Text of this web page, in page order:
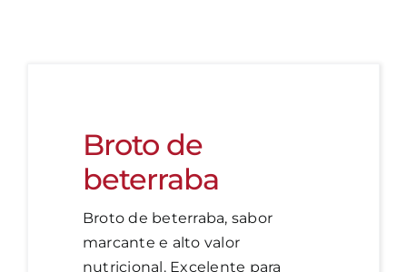
Broto de
beterraba
Broto de beterraba, sabor
marcante e alto valor
nutricional. Excelente para